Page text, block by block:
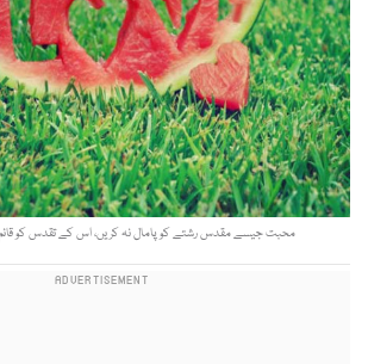
محبت جیسے مقدس رشتے کو پامال نہ کریں، اس کے تقدس کو قائم